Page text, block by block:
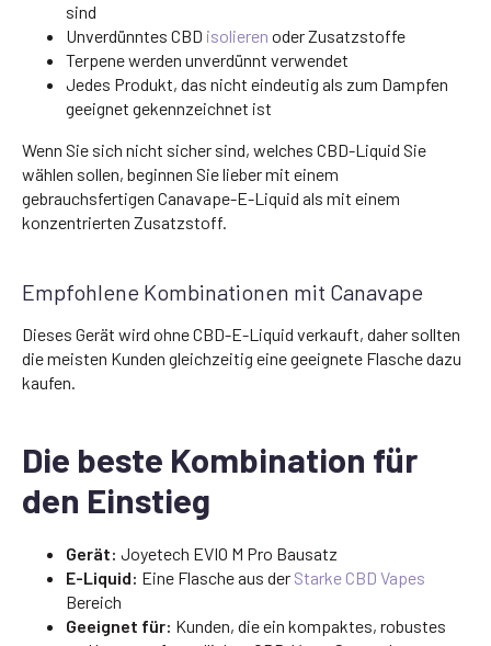
sind
Unverdünntes CBD isolieren oder Zusatzstoffe
Terpene werden unverdünnt verwendet
Jedes Produkt, das nicht eindeutig als zum Dampfen
geeignet gekennzeichnet ist
Wenn Sie sich nicht sicher sind, welches CBD-Liquid Sie
wählen sollen, beginnen Sie lieber mit einem
gebrauchsfertigen Canavape-E-Liquid als mit einem
konzentrierten Zusatzstoff.
Empfohlene Kombinationen mit Canavape
Dieses Gerät wird ohne CBD-E-Liquid verkauft, daher sollten
die meisten Kunden gleichzeitig eine geeignete Flasche dazu
kaufen.
Die beste Kombination für
den Einstieg
Gerät: Joyetech EVIO M Pro Bausatz
E-Liquid: Eine Flasche aus der Starke CBD Vapes
Bereich
Geeignet für: Kunden, die ein kompaktes, robustes